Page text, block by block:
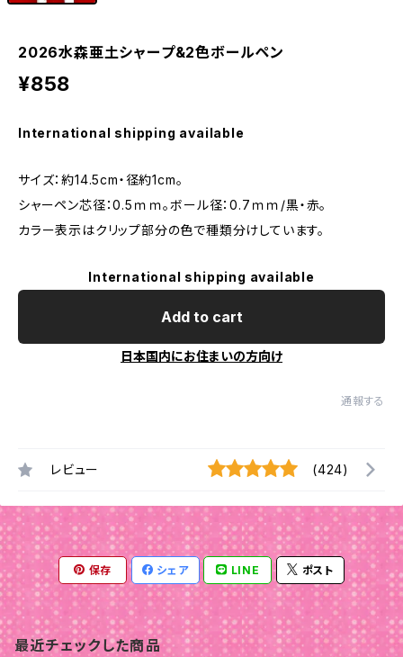
2026水森亜土シャープ&2色ボールペン
¥858
International shipping available
サイズ：約14.5cm・径約1cm。
シャーペン芯径：0.5ｍｍ。ボール径：0.7ｍｍ/黒・赤。
カラー表示はクリップ部分の色で種類分けしています。
International shipping available
Add to cart
日本国内にお住まいの方向け
通報する
レビュー (424)
保存 シェア LINE ポスト
最近チェックした商品